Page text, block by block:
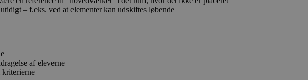
– f.eks. ved at elementer kan udskiftes løbende
af eleverne